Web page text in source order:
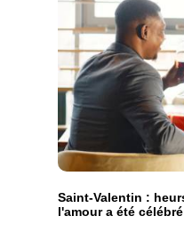
Saint-Valentin :
l'amour a été célébré